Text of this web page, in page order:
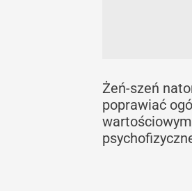
Żeń-szeń
poprawiać